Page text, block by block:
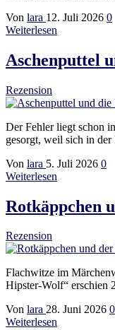
Von lara 12. Juli 2026 0
Weiterlesen
Aschenputtel
Rezension
Der Fehler liegt schon
gesorgt, weil sich in
Von lara 5. Juli 2026 0
Weiterlesen
Rotkäppchen
Rezension
Flachwitze im
Hipster-Wolf“ erschien
Von lara 28. Juni 2026 0
Weiterlesen